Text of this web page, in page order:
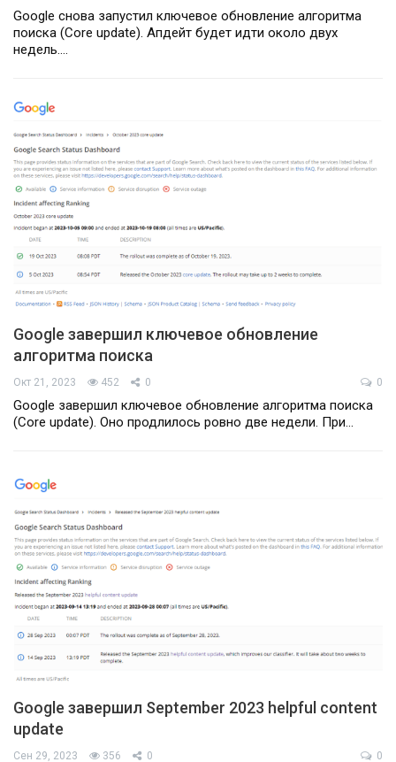
Google снова запустил ключевое обновление алгоритма
поиска (Core update). Апдейт будет идти около двух
недель.…
Google завершил ключевое обновление
алгоритма поиска
Окт 21, 2023 452 0 0
Google завершил ключевое обновление алгоритма поиска
(Core update). Оно продлилось ровно две недели. При…
Google завершил September 2023 helpful content
update
Сен 29, 2023 356 0 0